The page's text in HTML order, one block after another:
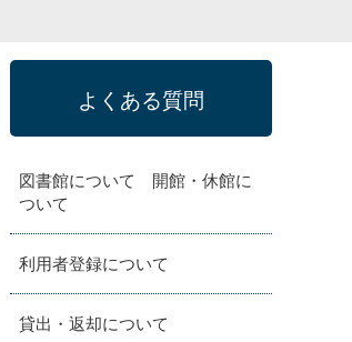
よくある質問
図書館について 開館・休館に
ついて
利用者登録について
貸出・返却について